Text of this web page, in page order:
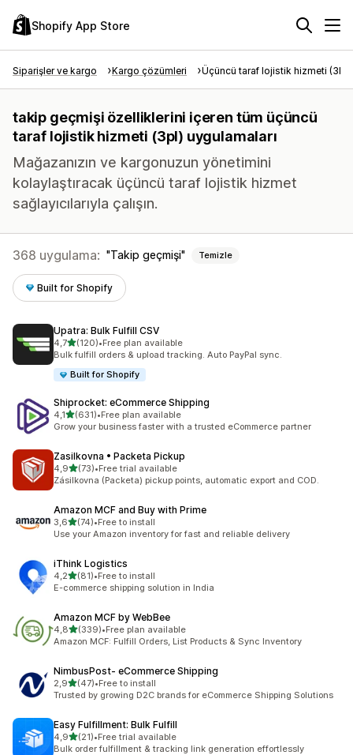
Shopify App Store
Siparişler ve kargo Kargo çözümleri Üçüncü taraf lojistik hizmeti (3PL)
takip geçmişi özelliklerini içeren tüm üçüncü
taraf lojistik hizmeti (3pl) uygulamaları
Mağazanızın ve kargonuzun yönetimini
kolaylaştıracak üçüncü taraf lojistik hizmet
sağlayıcılarıyla çalışın.
368 uygulama: Takip geçmişi Temizle
Built for Shopify
Upatra: Bulk Fulfill CSV
4,75 yıldız üzerinden
(120)
toplam 120 değerlendirme
•Free plan available
Bulk fulfill orders & upload tracking. Auto PayPal sync.
Built for Shopify
Shiprocket: eCommerce Shipping
4,15 yıldız üzerinden
(631)
toplam 631 değerlendirme
•Free plan available
Grow your business faster with a trusted eCommerce partner
Zasilkovna • Packeta Pickup
4,95 yıldız üzerinden
(73)
toplam 73 değerlendirme
•Free trial available
Zásilkovna (Packeta) pickup points, automatic export and COD.
Amazon MCF and Buy with Prime
3,65 yıldız üzerinden
(74)
toplam 74 değerlendirme
•Free to install
Use your Amazon inventory for fast and reliable delivery
iThink Logistics
4,25 yıldız üzerinden
(81)
toplam 81 değerlendirme
•Free to install
E-commerce shipping solution in India
Amazon MCF by WebBee
4,85 yıldız üzerinden
(339)
toplam 339 değerlendirme
•Free plan available
Amazon MCF: Fulfill Orders, List Products & Sync Inventory
NimbusPost‑ eCommerce Shipping
2,95 yıldız üzerinden
(47)
toplam 47 değerlendirme
•Free to install
Trusted by growing D2C brands for eCommerce Shipping Solutions
Easy Fulfillment: Bulk Fulfill
4,95 yıldız üzerinden
(21)
toplam 21 değerlendirme
•Free trial available
Bulk order fulfillment & tracking link generation effortlessly